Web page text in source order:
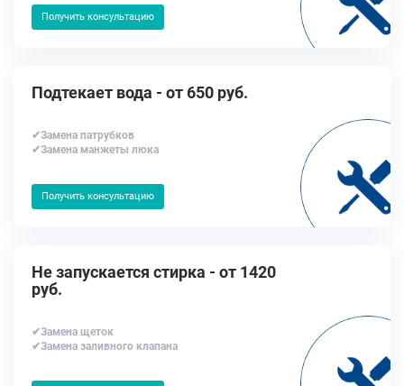
Получить консультацию
Подтекает вода - от 650 руб.
✔Замена патрубков
✔Замена манжеты люка
Получить консультацию
Не запускается стирка - от 1420
руб.
✔Замена щеток
✔Замена заливного клапана